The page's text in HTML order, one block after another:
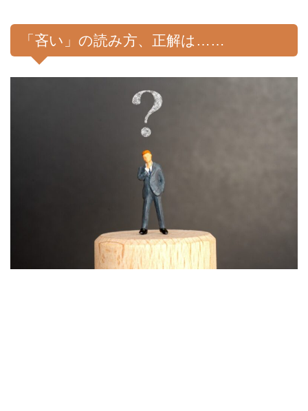
「吝い」の読み方、正解は……